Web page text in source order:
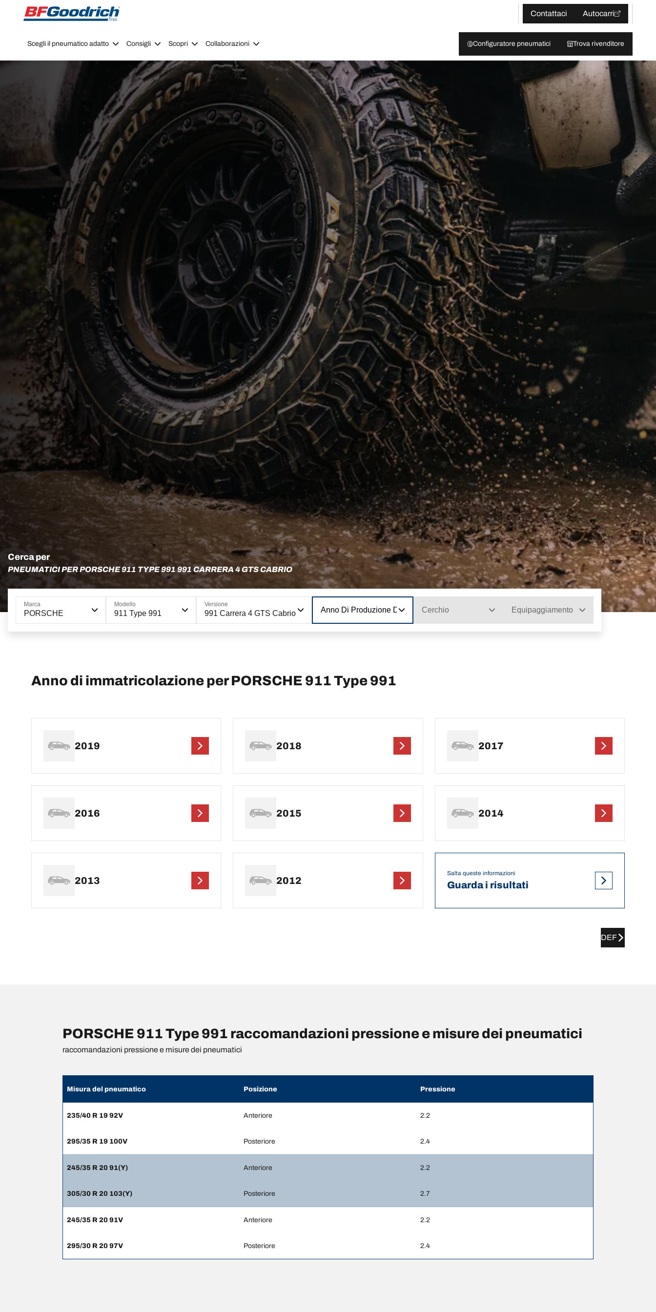
Go to page content
Go to page navigation
Contattaci
Autocarri
Scegli il pneumatico adatto Consigli Scopri Collaborazioni Configuratore pneumatici Trova rivenditore
Cerca per
PNEUMATICI PER PORSCHE 911 TYPE 991 991 CARRERA 4 GTS CABRIO
Marca
PORSCHE
Modello
911 Type 991
Versione
991 Carrera 4 GTS Cabrio Anno Di Produzione Del ModelloCerchio Equipaggiamento
Anno di immatricolazione per PORSCHE 911 Type 991
2019 2018 2017
2016 2015 2014
2013 2012
Salta queste informazioni
Guarda i risultati
DEF
PORSCHE 911 Type 991 raccomandazioni pressione e misure dei pneumatici
raccomandazioni pressione e misure dei pneumatici
Misura del pneumatico Posizione Pressione
235/40 R 19 92V Anteriore 2.2
295/35 R 19 100V Posteriore 2.4
245/35 R 20 91(Y) Anteriore 2.2
305/30 R 20 103(Y) Posteriore 2.7
245/35 R 20 91V Anteriore 2.2
295/30 R 20 97V Posteriore 2.4